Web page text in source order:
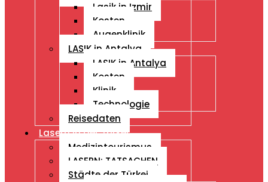
Lasik in Izmir
Kosten
Augenklinik
LASIK in Antalya
LASIK in Antalya
Kosten
Klinik
Technologie
Reisedaten
Lasern in der Türkei
Medizintourismus
LASERN: TATSACHEN
Städte der Türkei